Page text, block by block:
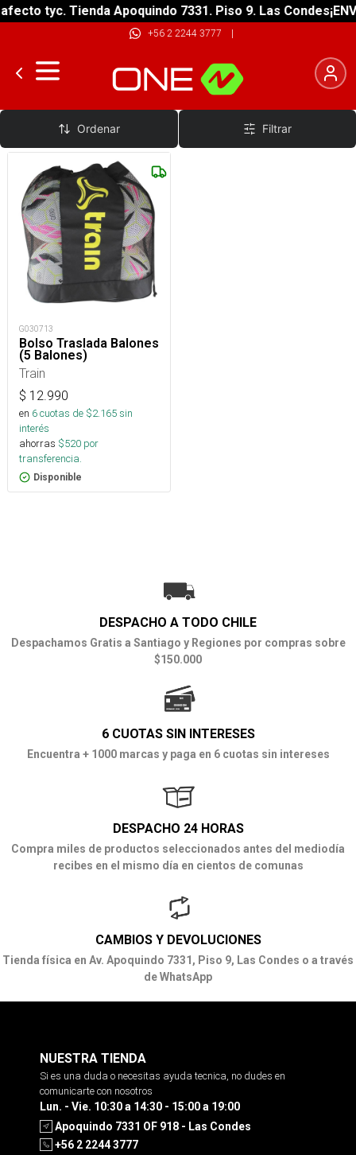
tyc. Tienda Apoquindo 7331. Piso 9. Las Condes
+56 2 2244 3777 |
Bolsos
Ordenar Filtrar
G030713
Bolso Traslada Balones
(5 Balones)
Train
$ 12.990
en 6cuotas de $2.165sin
interés
ahorras $520 por
transferencia.
Disponible
DESPACHO A TODO CHILE
Despachamos Gratis a Santiago y Regiones por compras sobre
$150.000
6 CUOTAS SIN INTERESES
Encuentra + 1000 marcas y paga en 6 cuotas sin intereses
DESPACHO 24 HORAS
Compra miles de productos seleccionados antes del mediodía
recibes en el mismo día en cientos de comunas
CAMBIOS Y DEVOLUCIONES
Tienda física en Av. Apoquindo 7331, Piso 9, Las Condes o a través
de WhatsApp
NUESTRA TIENDA
Si es una duda o necesitas ayuda tecnica, no dudes en
comunicarte con nosotros
Lun. - Vie. 10:30 a 14:30 - 15:00 a 19:00
Apoquindo 7331 OF 918 - Las Condes
+56 2 2244 3777